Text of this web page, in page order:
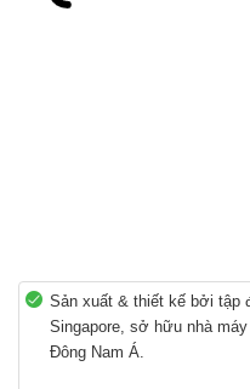
Sản xuất & thiết kế bởi tập
Singapore, sở hữu nhà
Đông Nam Á.